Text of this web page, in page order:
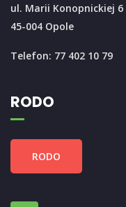
ul. Marii Konopnickiej 6
45-004 Opole
Telefon: 77 402 10 79
RODO
RODO